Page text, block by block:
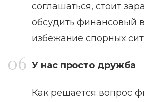
соглашаться, стоит
обсудить финансовый
избежание спорных
У нас просто дружба
Как решается вопрос